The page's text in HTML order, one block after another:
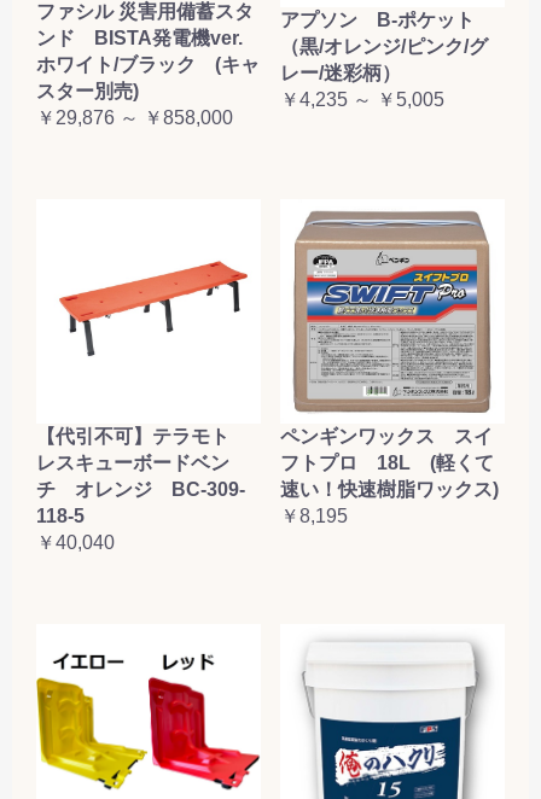
ファシル 災害用備蓄スタ
ンド BISTA発電機ver.
ホワイト/ブラック (キャ
スター別売)
￥29,876 ～ ￥858,000
アプソン B-ポケット
（黒/オレンジ/ピンク/グ
レー/迷彩柄）
￥4,235 ～ ￥5,005
【代引不可】テラモト
レスキューボードベン
チ オレンジ BC-309-
118-5
￥40,040
ペンギンワックス スイ
フトプロ 18L (軽くて
速い！快速樹脂ワックス)
￥8,195